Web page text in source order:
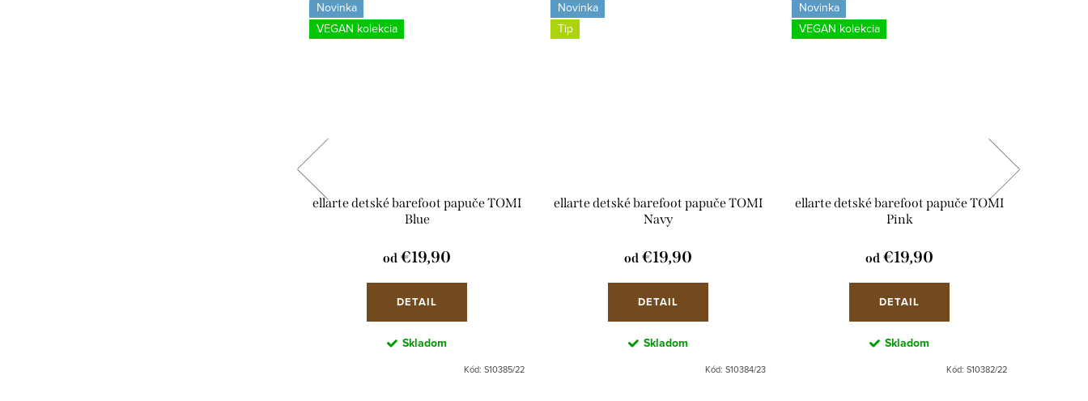
Novinka
VEGAN kolekcia
ellarte detské barefoot papuče TOMI
Blue
od €19,90
DETAIL
Skladom
Kód: S10385/22
Novinka
Tip
ellarte detské barefoot papuče TOMI
Navy
od €19,90
DETAIL
Skladom
Kód: S10384/23
Novinka
VEGAN kolekcia
ellarte detské barefoot papuče TOMI
Pink
od €19,90
DETAIL
Skladom
Kód: S10382/22